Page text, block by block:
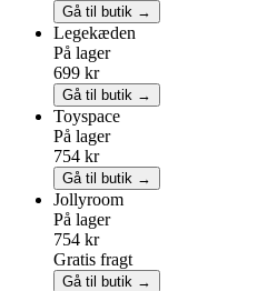
Gå til butik →
Legekæden
På lager
699 kr
Gå til butik →
Toyspace
På lager
754 kr
Gå til butik →
Jollyroom
På lager
754 kr
Gratis fragt
Gå til butik →